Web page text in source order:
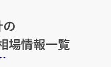
場情報一覧